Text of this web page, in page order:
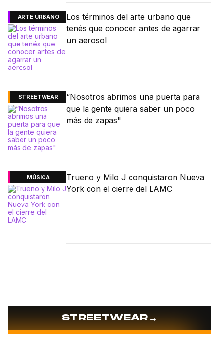
ARTE URBANO
Los términos del arte urbano que
tenés que conocer antes de agarrar
un aerosol
STREETWEAR
“Nosotros abrimos una puerta para
que la gente quiera saber un poco
más de zapas"
MÚSICA
Trueno y Milo J conquistaron Nueva
York con el cierre del LAMC
STREETWEAR→